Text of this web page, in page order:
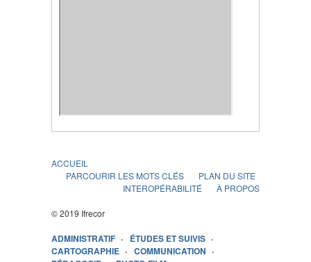
ACCUEIL
PARCOURIR LES MOTS CLÉS
PLAN DU SITE
INTEROPÉRABILITÉ
À PROPOS
© 2019 Ifrecor
ADMINISTRATIF
ÉTUDES ET SUIVIS
CARTOGRAPHIE
COMMUNICATION